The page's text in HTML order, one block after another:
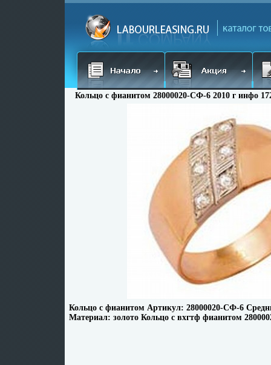
Кольцо с фианитом 28000020-СФ-6 2010 г инфо
Кольцо с фианитом Артикул: 28000020-СФ-6
Материал: золото Кольцо с вхгтф фианитом